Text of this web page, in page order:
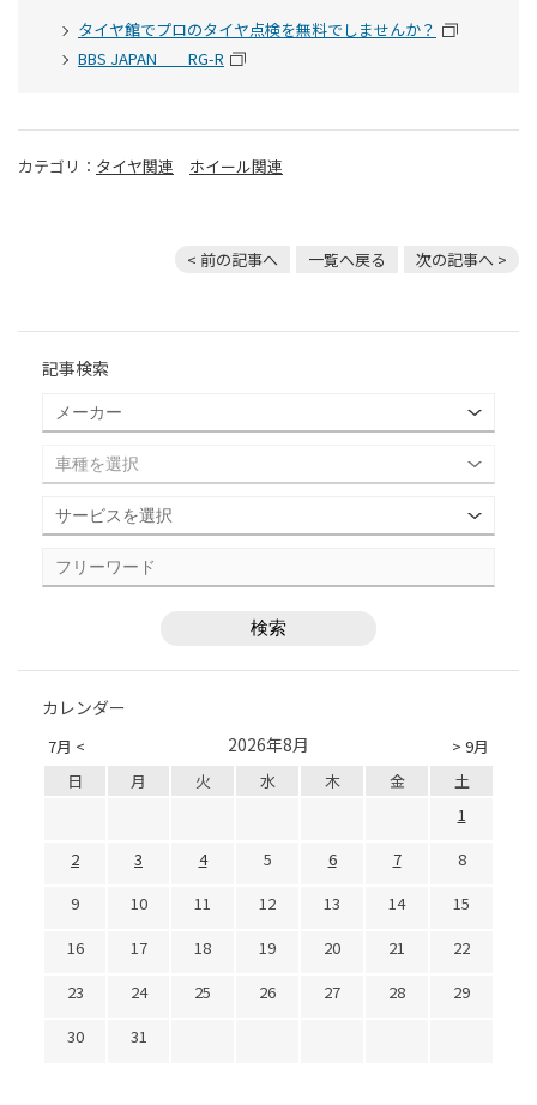
タイヤ館でプロのタイヤ点検を無料でしませんか？
BBS JAPAN RG-R
カテゴリ： タイヤ関連 ホイール関連
< 前の記事へ 一覧へ戻る 次の記事へ >
記事検索
カレンダー
7月 < > 9月
2026年8月
日 月 火 水 木 金
土
1
2
3 4 5 6 7
8
9
10 11 12 13 14
15
16
17 18 19 20 21
22
23
24 25 26 27 28
29
30
31